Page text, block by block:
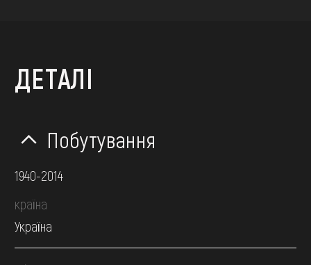
ДЕТАЛІ
Побутування
1940-2014
країна
Україна